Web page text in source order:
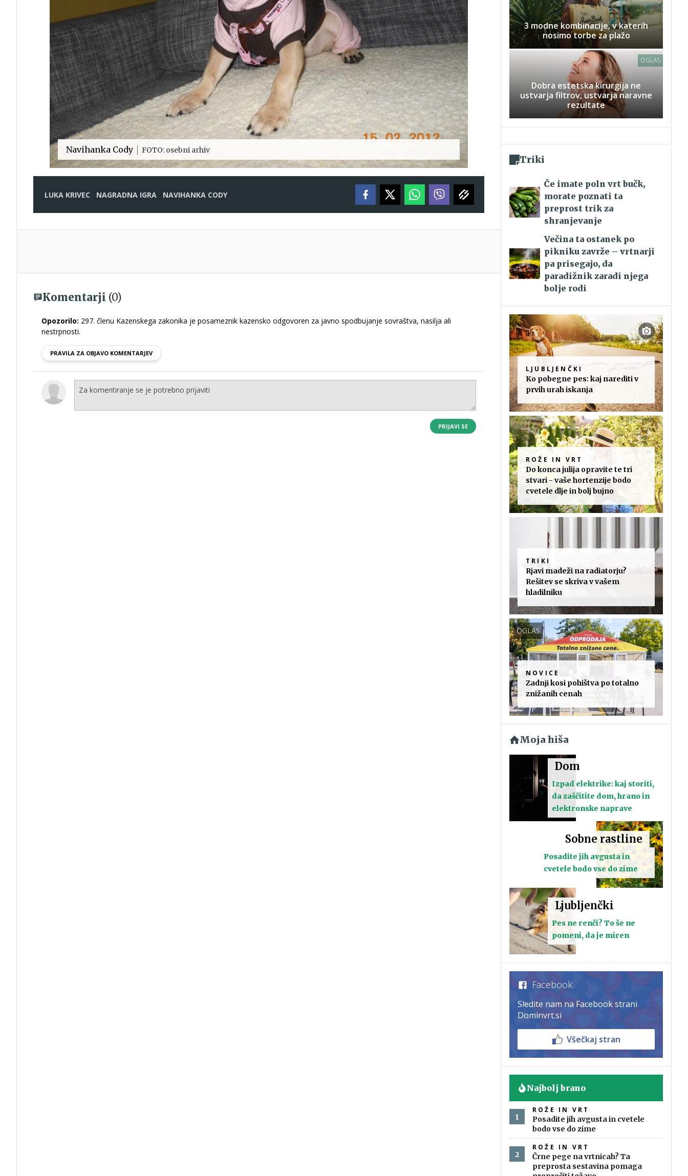
Navihanka Cody FOTO: osebni arhiv
LUKA KRIVEC NAGRADNA IGRA NAVIHANKA CODY
Komentarji (0)
Opozorilo: 297. členu Kazenskega zakonika je posameznik kazensko odgovoren za javno spodbujanje sovraštva, nasilja ali
nestrpnosti.
PRAVILA ZA OBJAVO KOMENTARJEV
PRIJAVI SE
3 modne kombinacije, v katerih
nosimo torbe za plažo
OGLAS
Dobra estetska kirurgija ne
ustvarja filtrov, ustvarja naravne
rezultate
Triki
Če imate poln vrt bučk,
morate poznati ta
preprost trik za
shranjevanje
Večina ta ostanek po
pikniku zavrže – vrtnarji
pa prisegajo, da
paradižnik zaradi njega
bolje rodi
LJUBLJENČKI
Ko pobegne pes: kaj narediti v
prvih urah iskanja
ROŽE IN VRT
Do konca julija opravite te tri
stvari - vaše hortenzije bodo
cvetele dlje in bolj bujno
TRIKI
Rjavi madeži na radiatorju?
Rešitev se skriva v vašem
hladilniku
OGLAS
NOVICE
Zadnji kosi pohištva po totalno
znižanih cenah
Moja hiša
Dom
Izpad elektrike: kaj storiti,
da zaščitite dom, hrano in
elektronske naprave
Sobne rastline
Posadite jih avgusta in
cvetele bodo vse do zime
Ljubljenčki
Pes ne renči? To še ne
pomeni, da je miren
Facebook
Sledite nam na Facebook strani
Dominvrt.si
Všečkaj stran
Najbolj brano
ROŽE IN VRT
Posadite jih avgusta in cvetele
bodo vse do zime
ROŽE IN VRT
Črne pege na vrtnicah? Ta
preprosta sestavina pomaga